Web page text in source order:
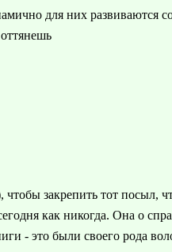
для них развиваются
закрепить тот посыл,
как никогда. Она о
- это были своего рода